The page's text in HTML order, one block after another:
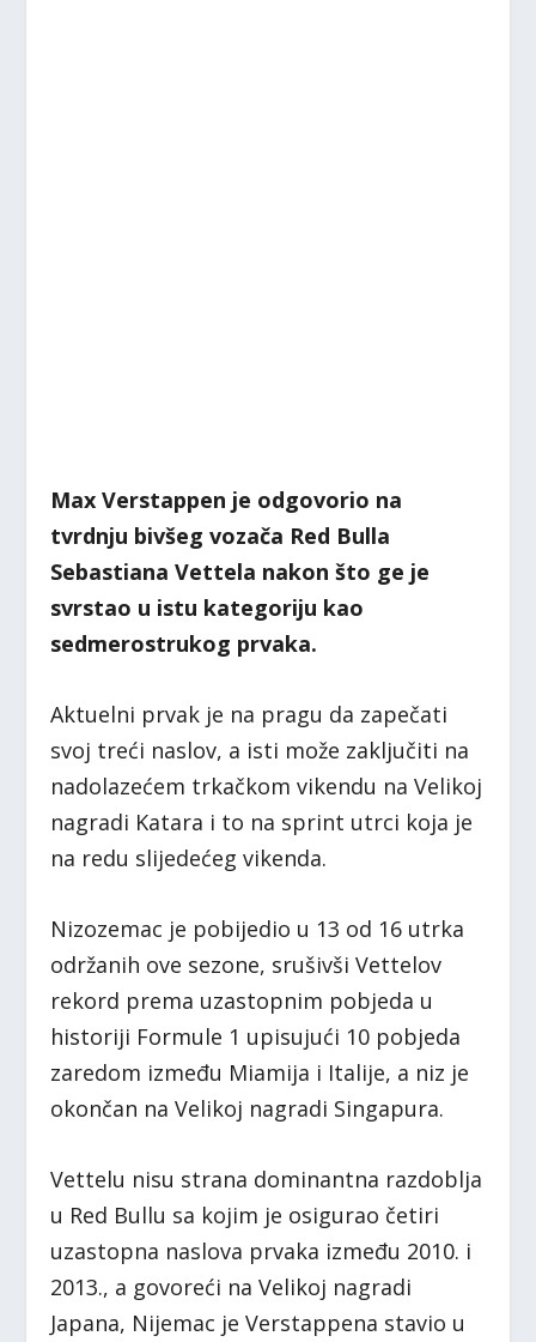
Max Verstappen je odgovorio na
tvrdnju bivšeg vozača Red Bulla
Sebastiana Vettela nakon što ge je
svrstao u istu kategoriju kao
sedmerostrukog prvaka.
Aktuelni prvak je na pragu da zapečati
svoj treći naslov, a isti može zaključiti na
nadolazećem trkačkom vikendu na Velikoj
nagradi Katara i to na sprint utrci koja je
na redu slijedećeg vikenda.
Nizozemac je pobijedio u 13 od 16 utrka
održanih ove sezone, srušivši Vettelov
rekord prema uzastopnim pobjeda u
historiji Formule 1 upisujući 10 pobjeda
zaredom između Miamija i Italije, a niz je
okončan na Velikoj nagradi Singapura.
Vettelu nisu strana dominantna razdoblja
u Red Bullu sa kojim je osigurao četiri
uzastopna naslova prvaka između 2010. i
2013., a govoreći na Velikoj nagradi
Japana, Nijemac je Verstappena stavio u